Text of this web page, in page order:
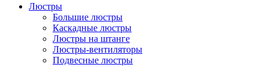
Люстры
Большие люстры
Каскадные люстры
Люстры на штанге
Люстры-вентиляторы
Подвесные люстры